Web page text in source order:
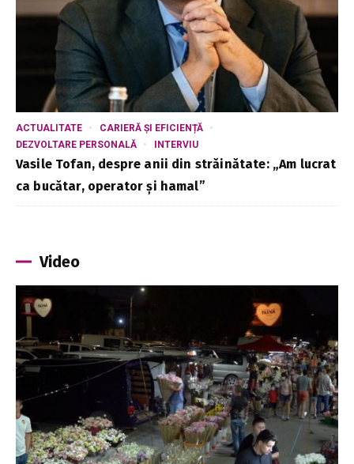
ACTUALITATE
CARIERĂ ȘI EFICIENȚĂ
DEZVOLTARE PERSONALĂ
INTERVIU
Vasile Tofan, despre anii din străinătate: „Am lucrat
ca bucătar, operator și hamal”
Video